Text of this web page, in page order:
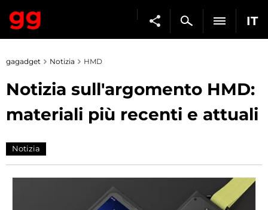
IT
gagadget Notizia HMD
Notizia sull'argomento HMD:
materiali più recenti e attuali
Notizia